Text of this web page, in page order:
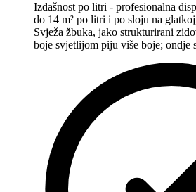
Izdašnost po litri - profesionalna
do 14 m² po litri i po sloju na
Svježa žbuka, jako strukturirani
boje svjetlijom piju više boje; ondje